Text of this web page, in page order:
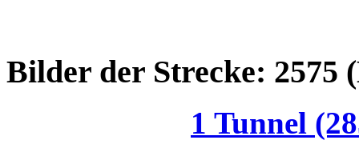
Bilder der Strecke: 2575
1 Tunnel